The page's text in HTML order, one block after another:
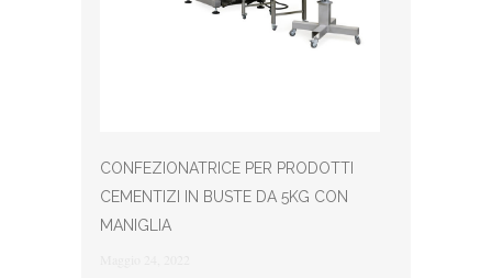
CONFEZIONATRICE PER PRODOTTI
CEMENTIZI IN BUSTE DA 5KG CON
MANIGLIA